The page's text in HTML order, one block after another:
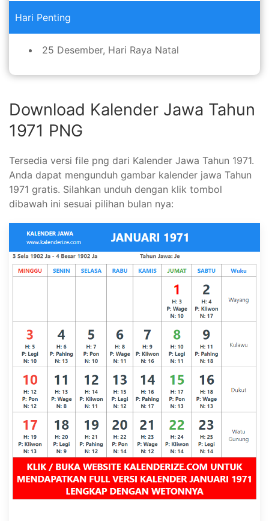
Hari Penting
25 Desember, Hari Raya Natal
Download Kalender Jawa Tahun
1971 PNG
Tersedia versi file png dari Kalender Jawa Tahun 1971.
Anda dapat mengunduh gambar kalender jawa Tahun
1971 gratis. Silahkan unduh dengan klik tombol
dibawah ini sesuai pilihan bulan nya: